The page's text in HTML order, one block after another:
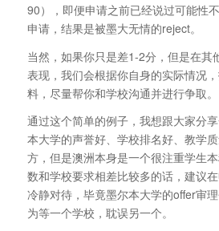
90），即便申请之前已经说过可能性
申请，结果是被墨大无情的reject。
当然，如果你只是差1-2分，但是在其
表现，我们会根据你自身的实际情况
料，尽量帮你和学校沟通并进行争取。
通过这个简单的例子，我想跟大家分
本大学的声誉好、学校排名好、教学
方，但是澳洲本身是一个很注重学生
数和学校要求相差比较多的话，建议
冷静对待，毕竟墨尔本大学的offer审
为等一个学校，耽误另一个。